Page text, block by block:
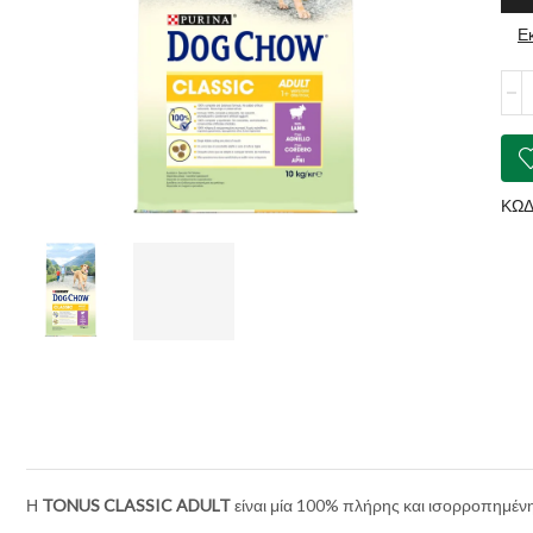
Η TONUS CLASSIC ADULTείναι μία 100% πλήρης και